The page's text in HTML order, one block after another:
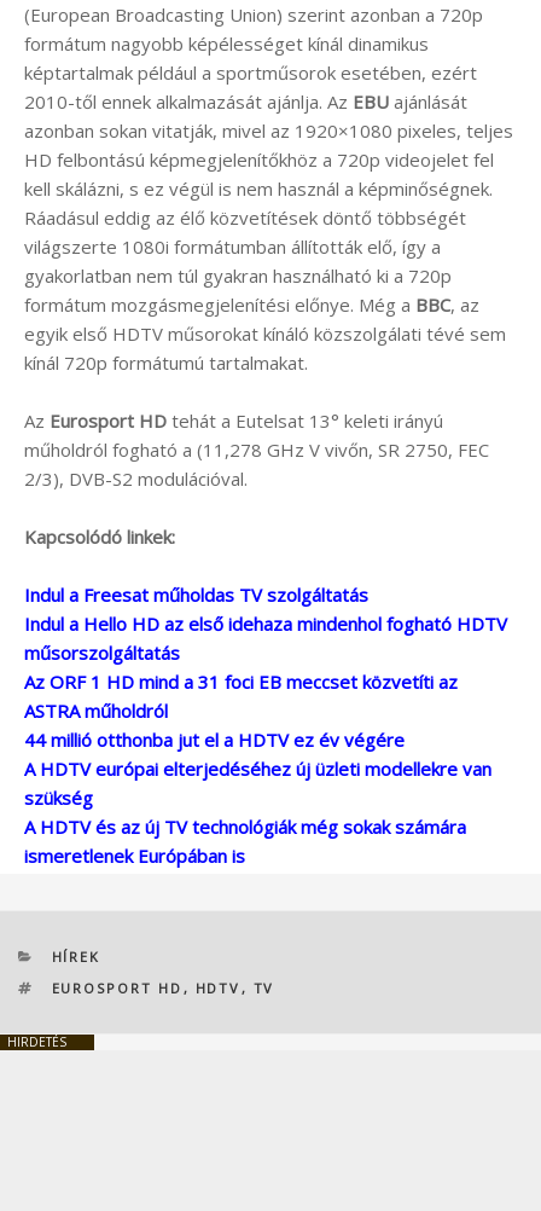
(European Broadcasting Union) szerint azonban a 720p
formátum nagyobb képélességet kínál dinamikus
képtartalmak például a sportműsorok esetében, ezért
2010-től ennek alkalmazását ajánlja. Az EBU ajánlását
azonban sokan vitatják, mivel az 1920×1080 pixeles, teljes
HD felbontású képmegjelenítőkhöz a 720p videojelet fel
kell skálázni, s ez végül is nem használ a képminőségnek.
Ráadásul eddig az élő közvetítések döntő többségét
világszerte 1080i formátumban állították elő, így a
gyakorlatban nem túl gyakran használható ki a 720p
formátum mozgásmegjelenítési előnye. Még a BBC, az
egyik első HDTV műsorokat kínáló közszolgálati tévé sem
kínál 720p formátumú tartalmakat.
Az Eurosport HD tehát a Eutelsat 13° keleti irányú
műholdról fogható a (11,278 GHz V vivőn, SR 2750, FEC
2/3), DVB-S2 modulációval.
Kapcsolódó linkek:
Indul a Freesat műholdas TV szolgáltatás
Indul a Hello HD az első idehaza mindenhol fogható HDTV
műsorszolgáltatás
Az ORF 1 HD mind a 31 foci EB meccset közvetíti az
ASTRA műholdról
44 millió otthonba jut el a HDTV ez év végére
A HDTV európai elterjedéséhez új üzleti modellekre van
szükség
A HDTV és az új TV technológiák még sokak számára
ismeretlenek Európában is
KATEGÓRIÁK
HÍREK
CÍMKÉK
EUROSPORT HD , HDTV , TV
HIRDETÉS